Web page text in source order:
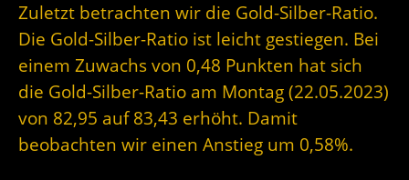
Zuletzt betrachten wir die Gold-Silber-Ratio.
Die Gold-Silber-Ratio ist leicht gestiegen. Bei
einem Zuwachs von 0,48 Punkten hat sich
die Gold-Silber-Ratio am Montag (22.05.2023)
von 82,95 auf 83,43 erhöht. Damit
beobachten wir einen Anstieg um 0,58%.